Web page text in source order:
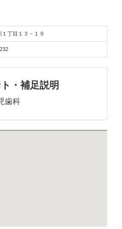
１丁目１３－１９
・補足説明
歯科